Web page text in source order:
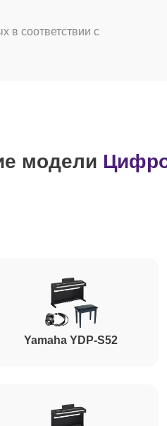
в соответствии с
модели
Yamaha YDP-S52